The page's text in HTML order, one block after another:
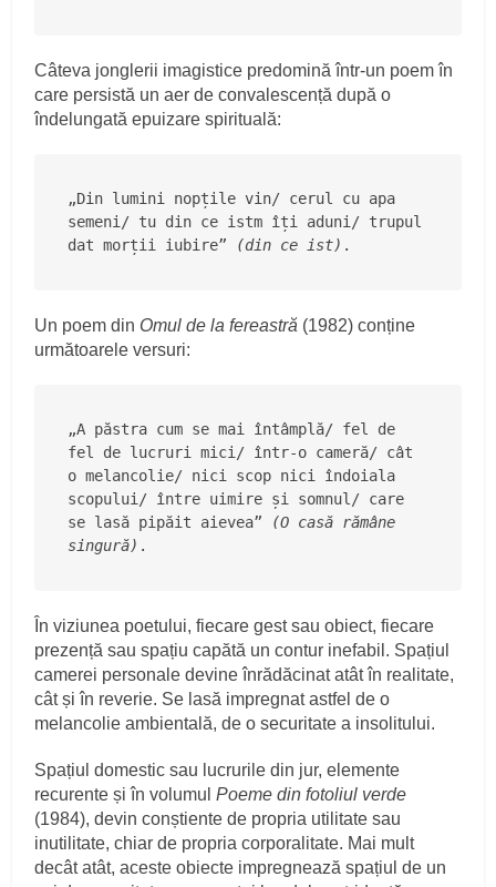
Câteva jonglerii imagistice predomină într-un poem în
care persistă un aer de convalescență după o
îndelungată epuizare spirituală:
„Din lumini nopțile vin/ cerul cu apa
semeni/ tu din ce istm îți aduni/ trupul
dat morții iubire”
(din ce ist) .
Un poem din Omul de la fereastră (1982) conține
următoarele versuri:
„A păstra cum se mai întâmplă/ fel de
fel de lucruri mici/ într-o cameră/ cât
o melancolie/ nici scop nici îndoiala
scopului/ între uimire și somnul/ care
se lasă pipăit aievea”
(O casă rămâne
singură) .
În viziunea poetului, fiecare gest sau obiect, fiecare
prezență sau spațiu capătă un contur inefabil. Spațiul
camerei personale devine înrădăcinat atât în realitate,
cât și în reverie. Se lasă impregnat astfel de o
melancolie ambientală, de o securitate a insolitului.
Spațiul domestic sau lucrurile din jur, elemente
recurente și în volumulPoeme din fotoliul verde
(1984), devin conștiente de propria utilitate sau
inutilitate, chiar de propria corporalitate. Mai mult
decât atât, aceste obiecte impregnează spațiul de un